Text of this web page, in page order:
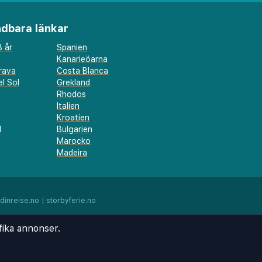
länkar
år
Spanien
Kanarieöarna
Costa Blanca
Sol
Grekland
Rhodos
Italien
Kroatien
Bulgarien
Marocko
Madeira
dinreise.no storbyferie.no
annonser.